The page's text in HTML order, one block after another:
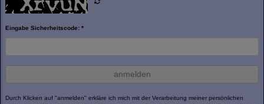
Eingabe Sicherheitscode: *
anmelden
Durch Klicken auf "anmelden" erkläre ich mich mit der Verarbeitung meiner persönlichen